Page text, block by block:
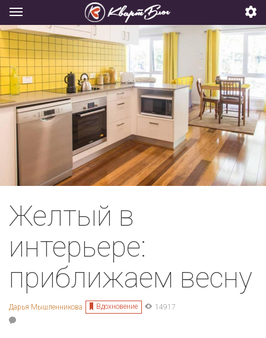
Желтый в
интерьере:
приближаем весну
Дарья Мышленникова Вдохновение 14917